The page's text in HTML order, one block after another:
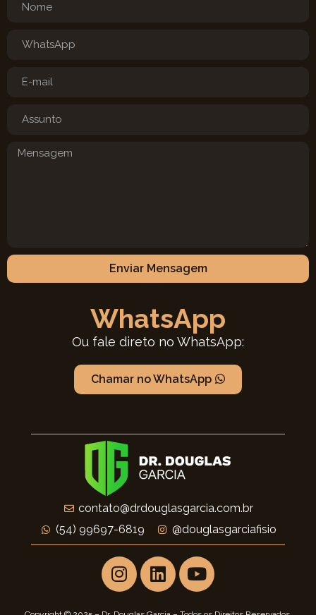
Enviar Mensagem
WhatsApp
Ou fale direto no WhatsApp:
Chamar no WhatsApp
contato@drdouglasgarcia.com.br
(54) 99697-6819
@douglasgarciafisio